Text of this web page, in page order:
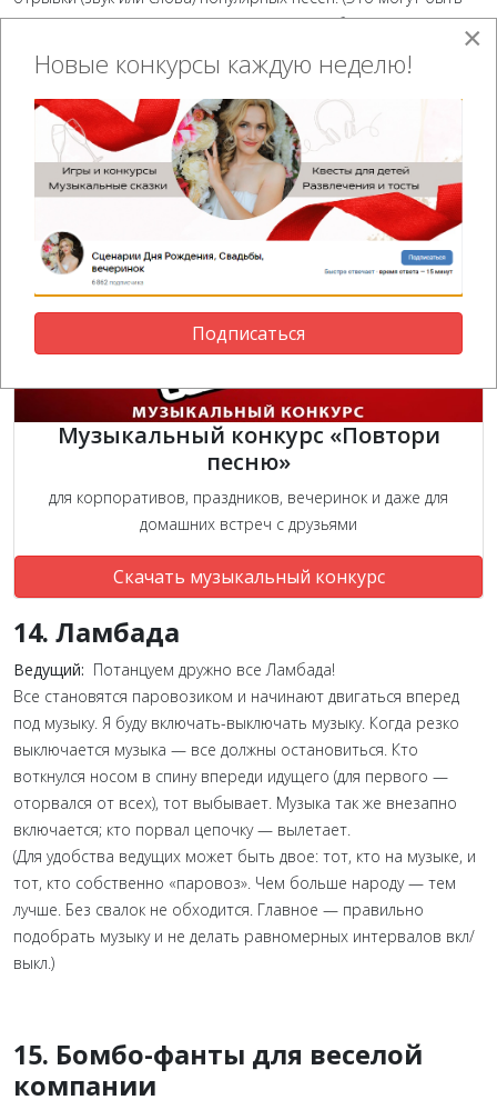
как сольные выступления, так и командные битвы). Готовы?
Музыкальный конкурс «Повтори
песню»
для корпоративов, праздников, вечеринок и даже для
домашних встреч с друзьями
Скачать музыкальный конкурс
14. Ламбада
Ведущий: Потанцуем дружно все Ламбада!
Все становятся паровозиком и начинают двигаться вперед
под музыку. Я буду включать-выключать музыку. Когда резко
выключается музыка — все должны остановиться. Кто
воткнулся носом в спину впереди идущего (для первого —
оторвался от всех), тот выбывает. Музыка так же внезапно
включается; кто порвал цепочку — вылетает.
(Для удобства ведущих может быть двое: тот, кто на музыке, и
тот, кто собственно «паровоз». Чем больше народу — тем
лучше. Без свалок не обходится. Главное — правильно
подобрать музыку и не делать равномерных интервалов вкл/
выкл.)
15. Бомбо-фанты для веселой
компании
×
Новые конкурсы каждую неделю!
Подписаться